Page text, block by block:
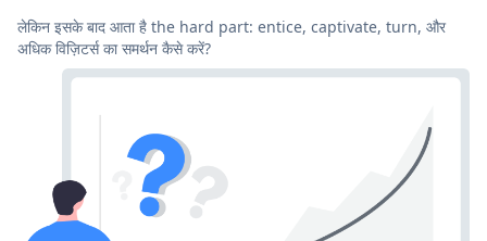
लेकिन इसके बाद आता है the hard part: entice, captivate, turn, और
अधिक विज़िटर्स का समर्थन कैसे करें?